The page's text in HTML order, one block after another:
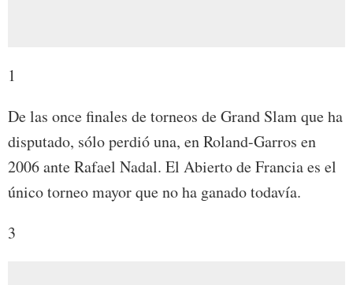
1
De las once finales de torneos de Grand Slam que ha
disputado, sólo perdió una, en Roland-Garros en
2006 ante Rafael Nadal. El Abierto de Francia es el
único torneo mayor que no ha ganado todavía.
3